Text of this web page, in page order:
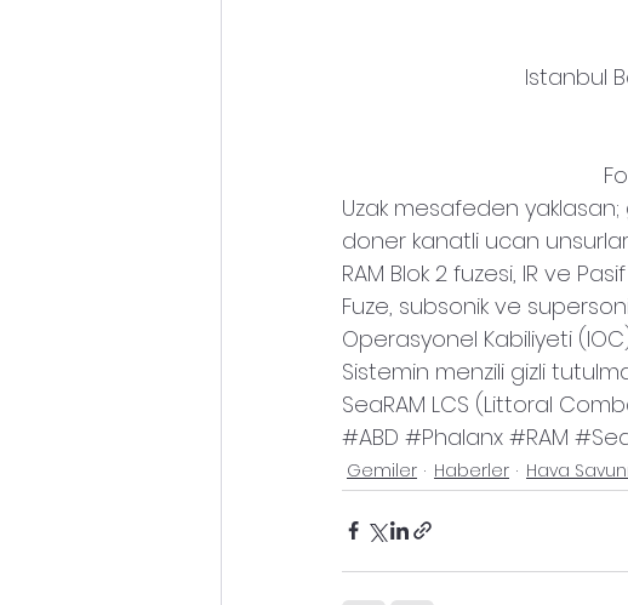
Istanbul
Uzak mesafeden yaklasan;
doner kanatli ucan
RAM Blok 2 fuzesi, IR ve
Fuze, subsonik ve
Operasyonel Kabiliyeti
Sistemin menzili gizli
SeaRAM LCS (Littoral
#ABD #Phalanx #RAM
Gemiler Haberler Hava